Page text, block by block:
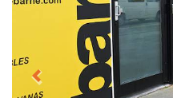
Previous